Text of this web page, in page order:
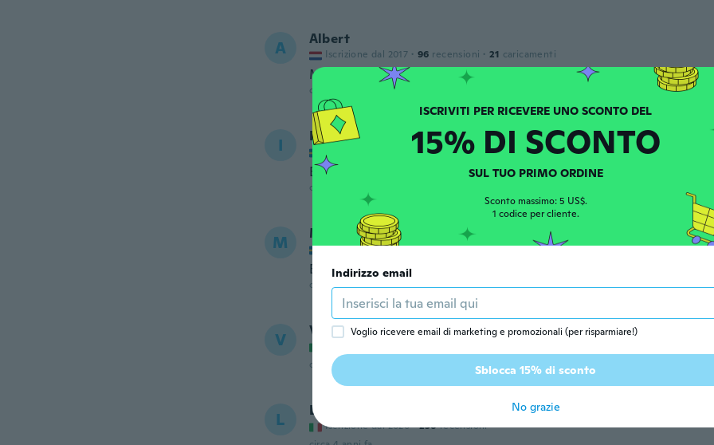
A Albert
Iscrizione dal 2017 · 96 recensioni · 21 caricamenti
Mooi en duidelijk
circa 4 anni fa
I Ingela
154 recensioni · 94 caricamenti
Bra stl
circa 4 anni fa
M Maria
Iscrizione dal 2016 · 80 recensioni
Böttre kvalitet än jag förväntat mig
circa 4 anni fa
V Viviana
circa 4 anni fa
L Luigia
Iscrizione dal 2020 · 236 recensioni
15% DI SCONTO
SUL TUO PRIMO ORDINE
Sconto massimo: 5 US$.
1 codice per cliente.
Indirizzo email
Voglio ricevere email di marketing e promozionali (per risparmiare!)
Sblocca 15% di sconto
No grazie